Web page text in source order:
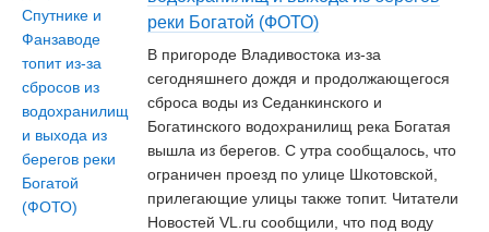
реки Богатой (ФОТО)
В пригороде Владивостока из-за
сегодняшнего дождя и продолжающегося
сброса воды из Седанкинского и
Богатинского водохранилищ река Богатая
вышла из берегов. С утра сообщалось, что
ограничен проезд по улице Шкотовской,
прилегающие улицы также топит. Читатели
Новостей VL.ru сообщили, что под воду